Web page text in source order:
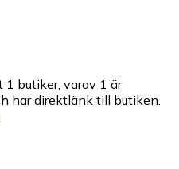
butiker, varav 1 är
har direktlänk till butiken.